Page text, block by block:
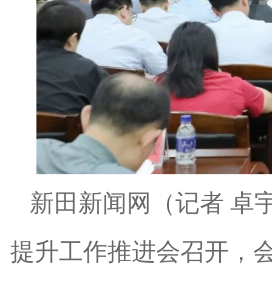
新田新闻网（记者 卓
提升工作推进会召开，